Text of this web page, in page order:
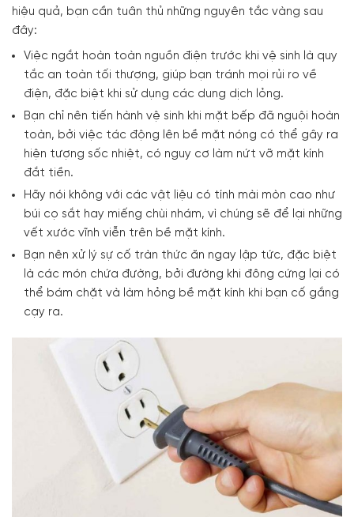
hiệu quả, bạn cần tuân thủ những nguyên tắc vàng sau
đây:
Việc ngắt hoàn toàn nguồn điện trước khi vệ sinh là quy
tắc an toàn tối thượng, giúp bạn tránh mọi rủi ro về
điện, đặc biệt khi sử dụng các dung dịch lỏng.
Bạn chỉ nên tiến hành vệ sinh khi mặt bếp đã nguội hoàn
toàn, bởi việc tác động lên bề mặt nóng có thể gây ra
hiện tượng sốc nhiệt, có nguy cơ làm nứt vỡ mặt kính
đắt tiền.
Hãy nói không với các vật liệu có tính mài mòn cao như
búi cọ sắt hay miếng chùi nhám, vì chúng sẽ để lại những
vết xước vĩnh viễn trên bề mặt kính.
Bạn nên xử lý sự cố tràn thức ăn ngay lập tức, đặc biệt
là các món chứa đường, bởi đường khi đông cứng lại có
thể bám chặt và làm hỏng bề mặt kính khi bạn cố gắng
cạy ra.